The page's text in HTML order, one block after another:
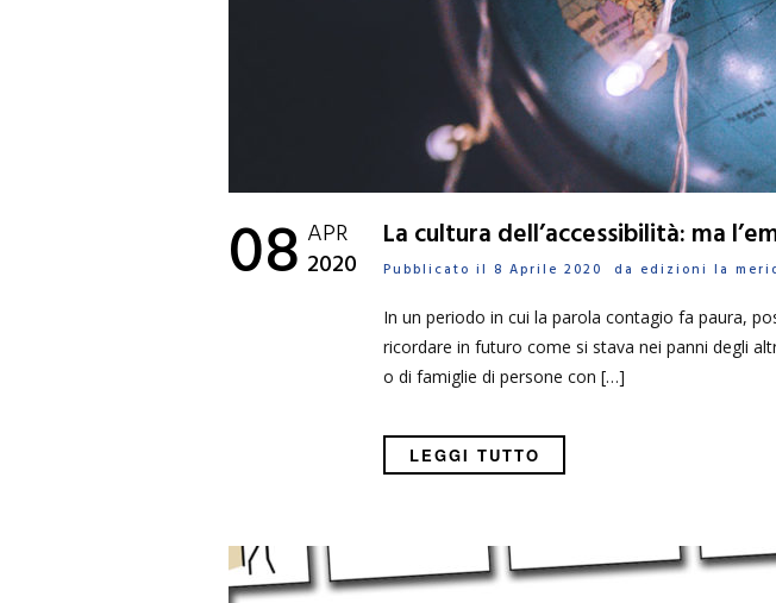
08 APR
2020
La cultura dell’accessibilità: ma
Pubblicato il 8 Aprile 2020 da edizioni la
In un periodo in cui la parola contagio fa paura,
ricordare in futuro come si stava nei panni degli
o di famiglie di persone con […]
LEGGI TUTTO